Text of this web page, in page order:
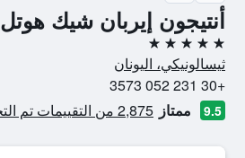
أنتيجون إيربان شيك هوتل
5 نجوم
ثيسالونيكي، اليونان
+30 231 052 3573
9.5 ممتاز 2,875 من التقييمات تم التحقق منها